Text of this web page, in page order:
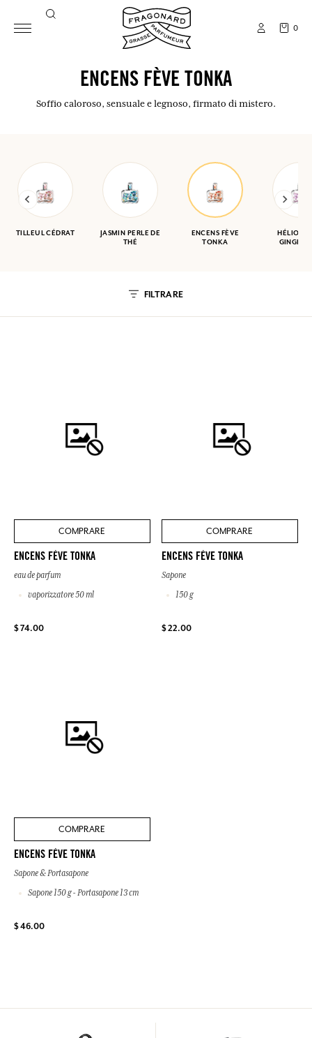
0
ENCENS FÈVE TONKA
Soffio caloroso, sensuale e legnoso, firmato di mistero.
TILLEUL CÉDRAT
JASMIN PERLE DE
THÉ
ENCENS FÈVE
TONKA
FILTRARE
COMPRARE
ENCENS FÈVE TONKA
eau de parfum
vaporizzatore 50 ml
$ 74.00
COMPRARE
ENCENS FÈVE TONKA
Sapone
150 g
$ 22.00
COMPRARE
ENCENS FÈVE TONKA
Sapone & Portasapone
Sapone 150 g - Portasapone 13 cm
$ 46.00